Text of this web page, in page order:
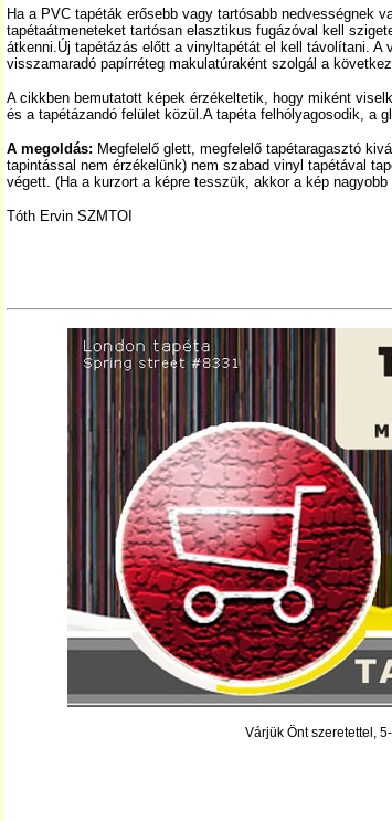
Ha a PVC tapéták erősebb vagy tartósabb nedvességnek
tapétaátmeneteket tartósan elasztikus fugázóval kell
átkenni.Új tapétázás előtt a vinyltapétát el kell távolítani. A
visszamaradó papírréteg makulatúraként szolgál a
A cikkben bemutatott képek érzékeltetik, hogy miként
és a tapétázandó felület közül.A tapéta felhólyagosodik, a
A megoldás: Megfelelő glett, megfelelő tapétaragasztó
tapintással nem érzékelünk) nem szabad vinyl tapétával
végett. (Ha a kurzort a képre tesszük, akkor a kép
Tóth Ervin SZMTOI
Várjük Önt szeretettel,